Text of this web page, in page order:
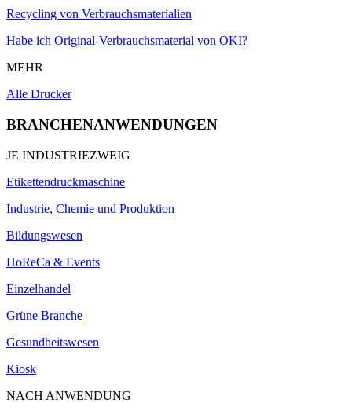
Recycling von Verbrauchsmaterialien
Habe ich Original-Verbrauchsmaterial von OKI?
MEHR
Alle Drucker
BRANCHENANWENDUNGEN
JE INDUSTRIEZWEIG
Etikettendruckmaschine
Industrie, Chemie und Produktion
Bildungswesen
HoReCa & Events
Einzelhandel
Grüne Branche
Gesundheitswesen
Kiosk
NACH ANWENDUNG